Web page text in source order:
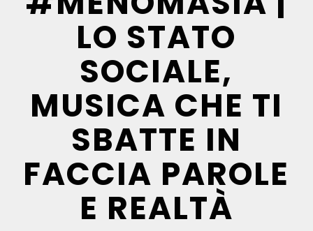
LO STATO
SOCIALE,
MUSICA CHE TI
SBATTE IN
FACCIA PAROLE
E REALTÀ